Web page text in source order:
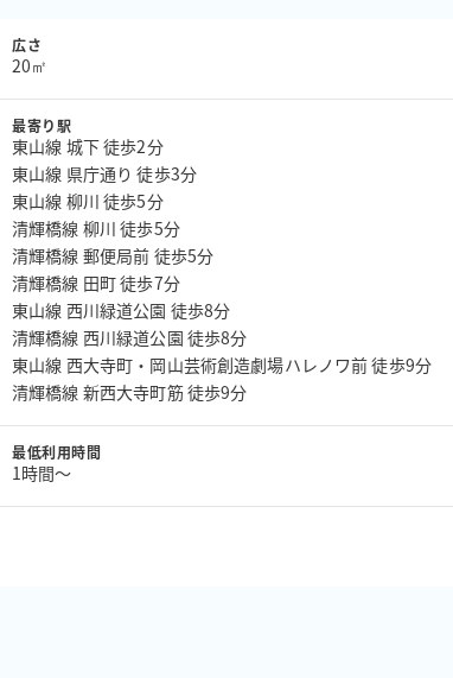
広さ
20㎡
最寄り駅
東山線 城下 徒歩2分
東山線 県庁通り 徒歩3分
東山線 柳川 徒歩5分
清輝橋線 柳川 徒歩5分
清輝橋線 郵便局前 徒歩5分
清輝橋線 田町 徒歩7分
東山線 西川緑道公園 徒歩8分
清輝橋線 西川緑道公園 徒歩8分
東山線 西大寺町・岡山芸術創造劇場ハレノワ前 徒歩9分
清輝橋線 新西大寺町筋 徒歩9分
最低利用時間
1時間〜